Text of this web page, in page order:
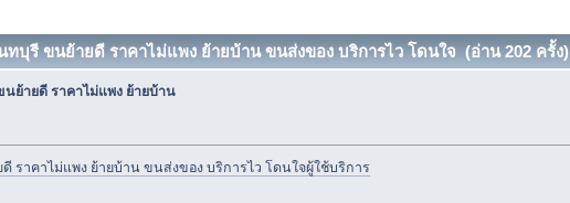
บุรี ขนย้ายดี ราคาไม่แพง ย้ายบ้าน ขนส่งของ บริการไว โดนใจ (อ่าน 202 ครั้ง)
ย้ายดี ราคาไม่แพง ย้ายบ้าน
ราคาไม่แพง ย้ายบ้าน ขนส่งของ บริการไว โดนใจผู้ใช้บริการ